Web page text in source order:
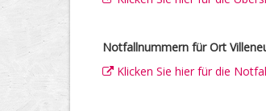
Notfallnummern für Ort
Klicken Sie hier für die